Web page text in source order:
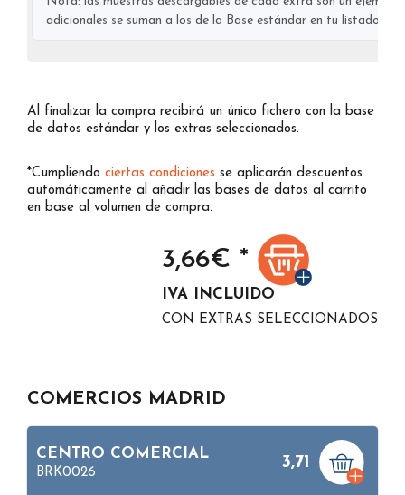
adicionales se suman a los de la Base estándar en tu listado
Al finalizar la compra recibirá un único fichero con la base
de datos estándar y los extras seleccionados.
*Cumpliendo ciertas condiciones se aplicarán descuentos
automáticamente al añadir las bases de datos al carrito
en base al volumen de compra.
3,66€ *
IVA INCLUIDO
CON EXTRAS SELECCIONADOS
COMERCIOS MADRID
CENTRO COMERCIAL
BRK0026
3,71